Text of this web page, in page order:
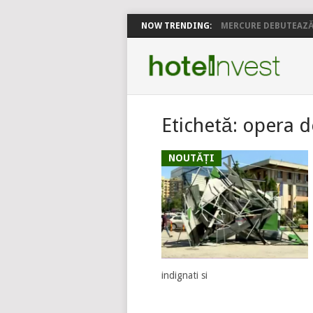
NOW TRENDING: MERCURE
Etichetă: opera
NOUTĂȚI
indignati si